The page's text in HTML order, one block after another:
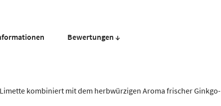
Bewer­tungen ↓
kombiniert mit dem herbwürzigen Aroma frischer Ginkgo-